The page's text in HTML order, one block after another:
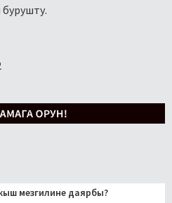
мезгилине даярбы?